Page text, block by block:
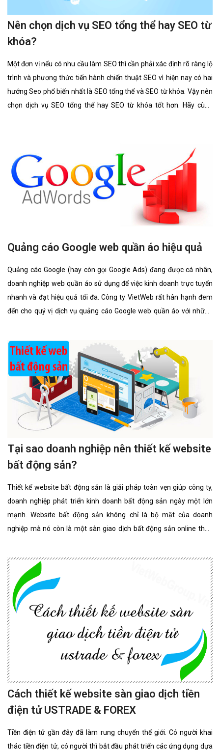
Nên chọn dịch vụ SEO tổng thể hay SEO từ
khóa?
Một đơn vị nếu có nhu cầu làm SEO thì cần phải xác định rõ ràng lộ
trình và phương thức tiến hành chiến thuật SEO vì hiện nay có hai
hướng Seo phổ biến nhất là SEO tổng thể và SEO từ khóa. Vậy nên
chọn dịch vụ SEO tổng thể hay SEO từ khóa tốt hơn. Hãy cùng
Quảng cáo Google web quần áo hiệu quả
Quảng cáo Google (hay còn gọi Google Ads) đang được cá nhân,
doanh nghiệp web quần áo sử dụng để việc kinh doanh trực tuyến
nhanh và đạt hiệu quả tối đa. Công ty VietWeb rất hân hạnh đem
đến cho quý vị dịch vụ quảng cáo Google web quần áo với những
Tại sao doanh nghiệp nên thiết kế website
bất động sản?
Thiết kế website bất động sản là giải pháp toàn vẹn giúp công ty,
doanh nghiệp phát triển kinh doanh bất động sản ngày một lớn
mạnh. Website bất động sản không chỉ là bộ mặt của doanh
nghiệp mà nó còn là một sàn giao dịch bất động sản online thân
Cách thiết kế website sàn giao dịch tiền
điện tử USTRADE & FOREX
Tiền điện tử gần đây đã làm rung chuyển thế giới. Có người khai
thác tiền điện tử, có người thì bắt đầu phát triển các ứng dụng dựa